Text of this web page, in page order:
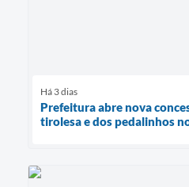
Há 3 dias
Prefeitura abre nova
tirolesa e dos pedalinhos